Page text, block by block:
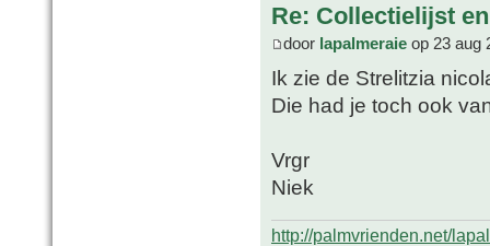
Re: Collectielijst
door lapalmeraie op 23 aug
Ik zie de Strelitzia
Die had je toch ook
Vrgr
Niek
http://palmvrienden.net/